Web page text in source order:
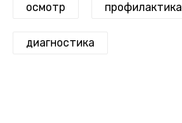
осмотр профилактика
диагностика